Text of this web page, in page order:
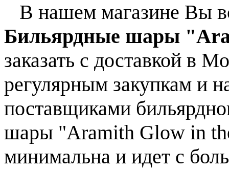
В нашем магазине Вы
Бильярдные шары
заказать с доставкой в
регулярным закупкам и
поставщиками
шары "Aramith Glow in
минимальна и идет с